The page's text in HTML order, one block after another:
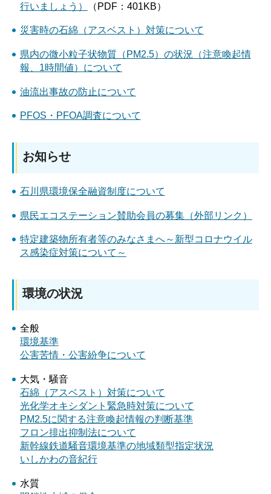
行いましょう）
（PDF：401KB）​​​​
災害時の石綿（アスベスト）対策について
県内の微小粒子状物質（PM2.5）の状況（注意喚起情
報、1時間値）について
油流出事故の防止について
PFOS・PFOA調査について
お知らせ
石川県環境保全融資制度について
県民エコステーション賛助会員の募集（外部リンク）
特定建築物所有者等のみなさまへ～新型コロナウイル
ス感染症対策について～
環境の状況
全般
環境基準
公害苦情・公害紛争について
大気・騒音
石綿（アスベスト）対策について
光化学オキシダント緊急時対策について
PM2.5に関する注意喚起情報の判断基準
フロン排出抑制法について
新幹線鉄道騒音環境基準の地域類型指定状況
いしかわの音紀行
水質